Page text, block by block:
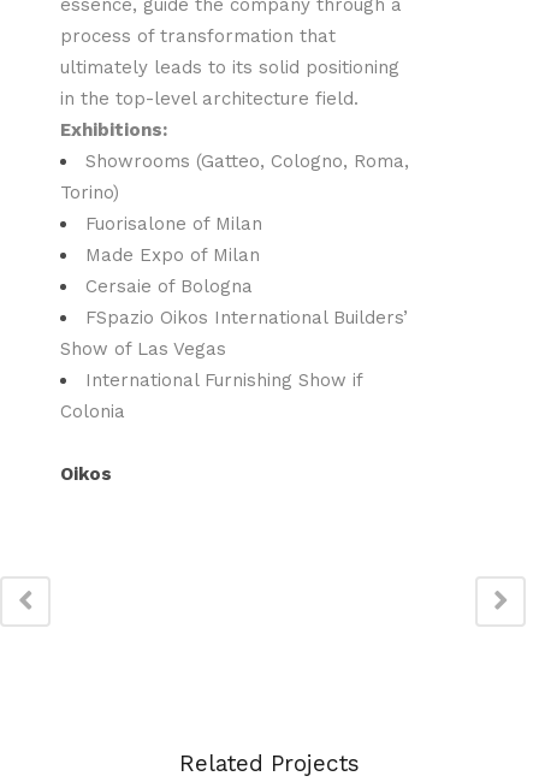
essence, guide the company through a
process of transformation that
ultimately leads to its solid positioning
in the top-level architecture field.
Exhibitions:
Showrooms (Gatteo, Cologno, Roma,
Torino)
Fuorisalone of Milan
Made Expo of Milan
Cersaie of Bologna
FSpazio Oikos International Builders’
Show of Las Vegas
International Furnishing Show if
Colonia
Oikos
Related Projects